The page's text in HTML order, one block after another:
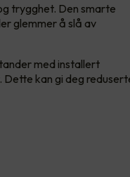
trygghet. Den smarte
glemmer å slå av
med installert
kan gi deg